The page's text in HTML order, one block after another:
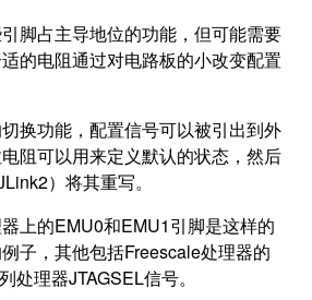
脚占主导地位的功能，但可能需要
的电阻通过对电路板的小改变配置
换功能，配置信号可以被引出到外
阻可以用来定义默认的状态，然后
）将其重写。
上的EMU0和EMU1引脚是这样的
子，其他包括Freescale处理器的
处理器JTAGSEL信号。